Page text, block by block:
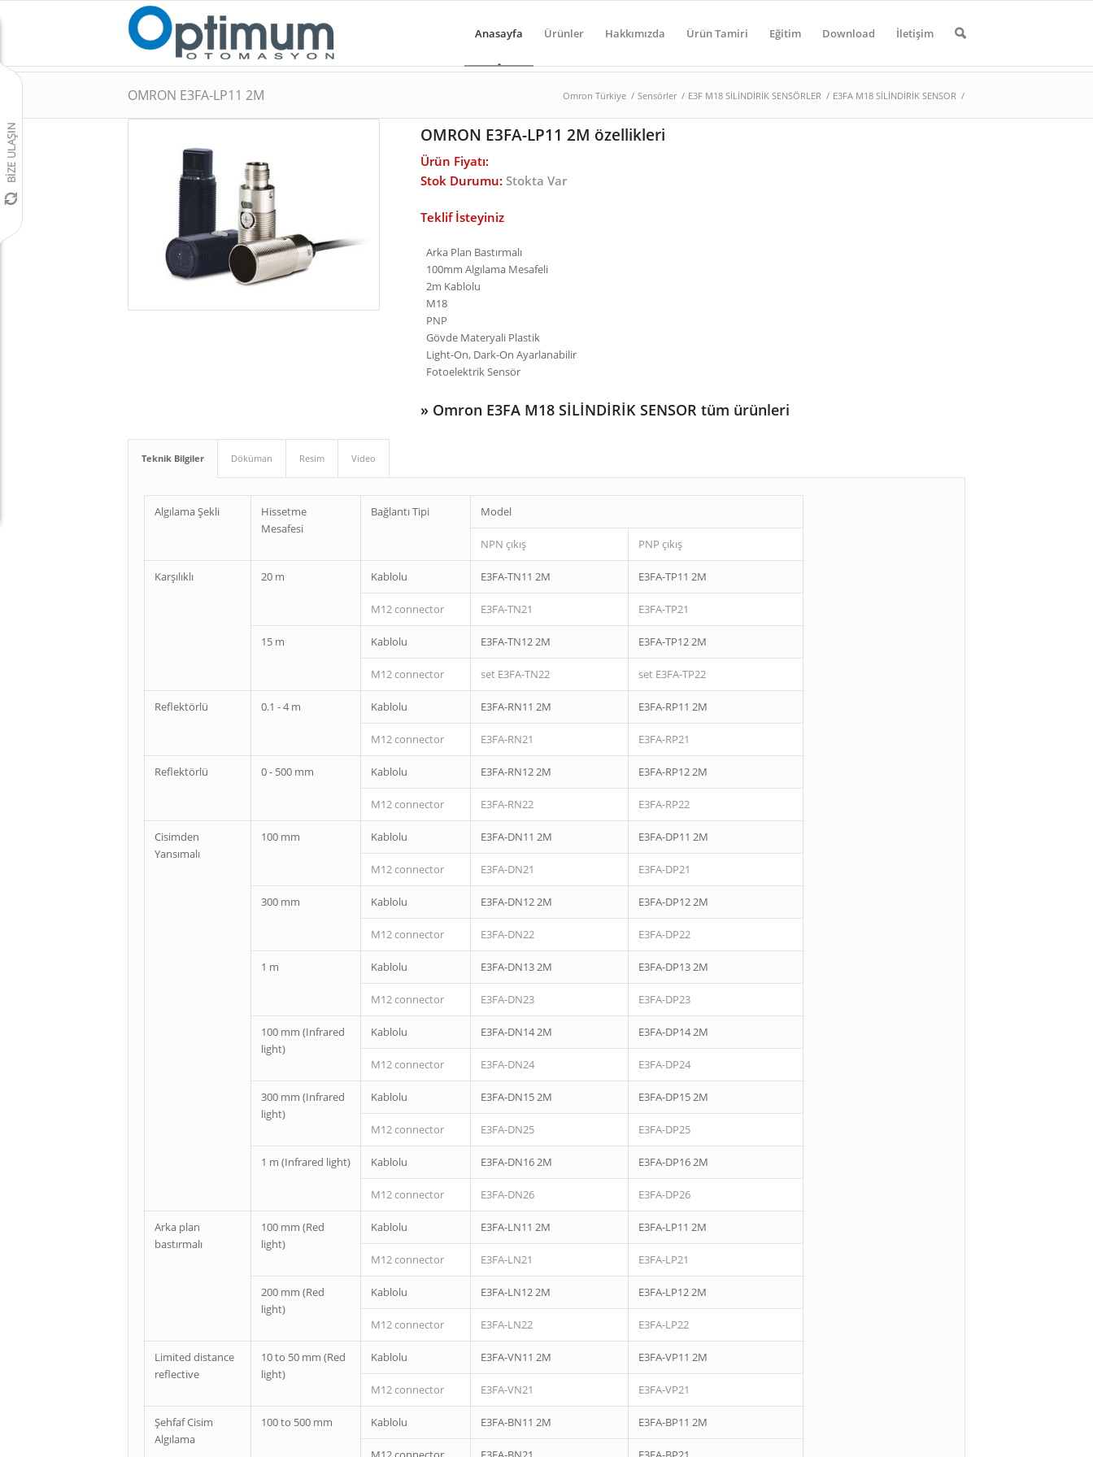
OMRON E3FA-LP11 2M Omron Türkiye / Sensörler / E3F M18 SİLİNDİRİK SENSÖRLER / E3FA M18 SİLİNDİRİK SENSOR /
OMRON E3FA-LP11 2M özellikleri
Ürün Fiyatı:
Stok Durumu: Stokta Var
Teklif İsteyiniz
Arka Plan Bastırmalı
100mm Algılama Mesafeli
2m Kablolu
M18
PNP
Gövde Materyali Plastik
Light-On, Dark-On Ayarlanabilir
Fotoelektrik Sensör
» Omron E3FA M18 SİLİNDİRİK SENSOR tüm ürünleri
Teknik Bilgiler Döküman Resim Video
Algılama Şekli
Hissetme
Mesafesi
Bağlantı Tipi Model
NPN çıkış PNP çıkış
Karşılıklı 20 m Kablolu E3FA-TN11 2M E3FA-TP11 2M
M12 connector E3FA-TN21 E3FA-TP21
15 m Kablolu E3FA-TN12 2M E3FA-TP12 2M
M12 connector set E3FA-TN22 set E3FA-TP22
Reflektörlü 0.1 - 4 m Kablolu E3FA-RN11 2M E3FA-RP11 2M
M12 connector E3FA-RN21 E3FA-RP21
Reflektörlü 0 - 500 mm Kablolu E3FA-RN12 2M E3FA-RP12 2M
M12 connector E3FA-RN22 E3FA-RP22
Cisimden
Yansımalı
100 mm Kablolu E3FA-DN11 2M E3FA-DP11 2M
M12 connector E3FA-DN21 E3FA-DP21
300 mm Kablolu E3FA-DN12 2M E3FA-DP12 2M
M12 connector E3FA-DN22 E3FA-DP22
1 m Kablolu E3FA-DN13 2M E3FA-DP13 2M
M12 connector E3FA-DN23 E3FA-DP23
100 mm (Infrared
light)
Kablolu E3FA-DN14 2M E3FA-DP14 2M
M12 connector E3FA-DN24 E3FA-DP24
300 mm (Infrared
light)
Kablolu E3FA-DN15 2M E3FA-DP15 2M
M12 connector E3FA-DN25 E3FA-DP25
1 m (Infrared light) Kablolu E3FA-DN16 2M E3FA-DP16 2M
M12 connector E3FA-DN26 E3FA-DP26
Arka plan
bastırmalı
100 mm (Red
light)
Kablolu E3FA-LN11 2M E3FA-LP11 2M
M12 connector E3FA-LN21 E3FA-LP21
200 mm (Red
light)
Kablolu E3FA-LN12 2M E3FA-LP12 2M
M12 connector E3FA-LN22 E3FA-LP22
Limited distance
reflective
10 to 50 mm (Red
light)
Kablolu E3FA-VN11 2M E3FA-VP11 2M
M12 connector E3FA-VN21 E3FA-VP21
Şehfaf Cisim
Algılama
100 to 500 mm Kablolu E3FA-BN11 2M E3FA-BP11 2M
Anasayfa Ürünler Hakkımızda Ürün Tamiri Eğitim Download İletişim